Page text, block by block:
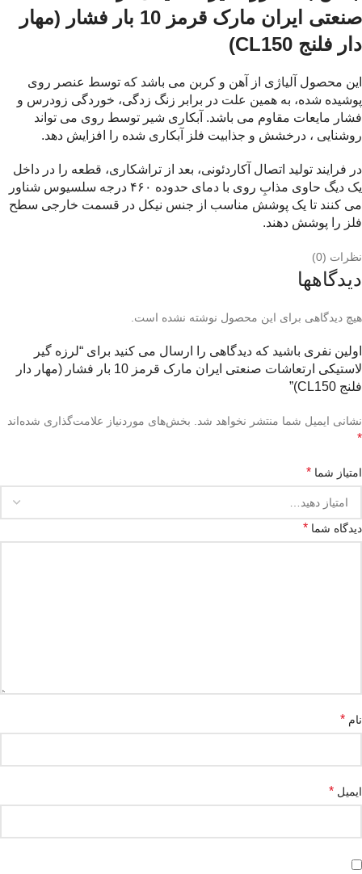
صنعتی ایران مارک قرمز 10 بار فشار (مهار
دار فلنج CL150)
این محصول آلیاژی از آهن و کربن می باشد که توسط عنصر روی
پوشیده شده، به همین علت در برابر زنگ زدگی، خوردگی زودرس و
فشار مایعات مقاوم می باشد. آبکاری شیر توسط روی می تواند
روشنایی ، درخشش و جذابیت فلز آبکاری شده را افزایش دهد.
در فرایند تولید اتصال آکاردئونی، بعد از تراشکاری، قطعه را در داخل
یک دیگ حاوی مذابِ روی با دمای حدوده ۴۶۰ درجه سلسیوس شناور
می کنند تا یک پوشش مناسب از جنس نیکل در قسمت خارجی سطح
فلز را پوشش دهند.
نظرات (0)
دیدگاهها
هیچ دیدگاهی برای این محصول نوشته نشده است.
اولین نفری باشید که دیدگاهی را ارسال می کنید برای “لرزه گیر
لاستیکی ارتعاشات صنعتی ایران مارک قرمز 10 بار فشار (مهار دار
فلنج CL150)”
نشانی ایمیل شما منتشر نخواهد شد. بخش‌های موردنیاز علامت‌گذاری شده‌اند
*
امتیاز شما *
دیدگاه شما *
نام *
ایمیل *